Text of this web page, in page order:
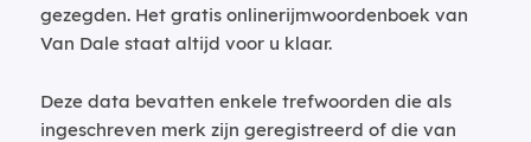
gezegden. Het gratis onlinerijmwoordenboek van
Van Dale staat altijd voor u klaar.
Deze data bevatten enkele trefwoorden die als
ingeschreven merk zijn geregistreerd of die van